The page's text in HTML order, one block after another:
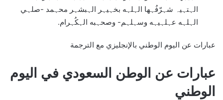
الہتہيہ شہرّفُہها الہلہه بخہيہر الہبشہر محہمد -صلہي
الہلہه عہلہيہه وسہلہم- وصحہبه الہكُہرام.
عبارات عن اليوم الوطني بالإنجليزي مع الترجمة
عبارات عن الوطن السعودي في اليوم
الوطني